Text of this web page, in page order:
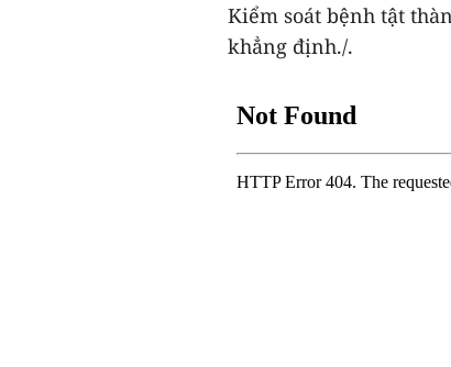
Kiểm soát bệnh tật
khẳng định./.